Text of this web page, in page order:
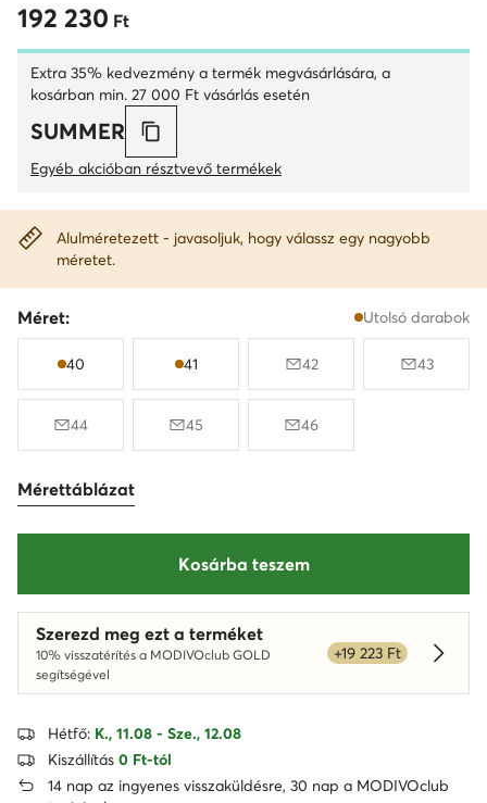
192 230 Ft
192 230 Ft
Extra 35% kedvezmény a termék megvásárlására, a
kosárban min. 27 000 Ft vásárlás esetén
SUMMER
Egyéb akcióban résztvevő termékek
Alulméretezett - javasoljuk, hogy válassz egy nagyobb
méretet.
Méret: Utolsó darabok
40 41 42 43
44 45 46
Mérettáblázat
Kosárba teszem
Szerezd meg ezt a terméket
10% visszatérítés a MODIVOclub GOLD
segítségével
+19 223 Ft
Hétfő: K., 11.08 - Sze., 12.08
Kiszállítás 0 Ft-tól
14 nap az ingyenes visszaküldésre, 30 nap a MODIVOclub